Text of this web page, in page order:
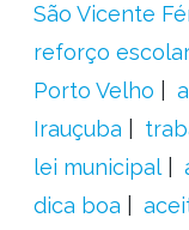
São Vicente
reforço
Porto Velho
Irauçuba
lei municipal
dica boa